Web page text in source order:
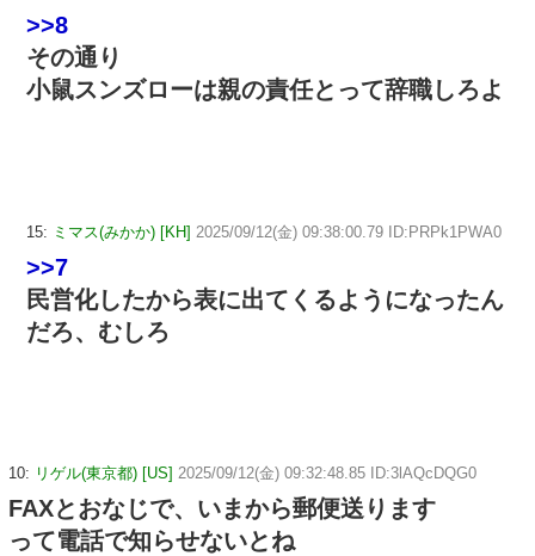
>>8
その通り
小鼠スンズローは親の責任とって辞職しろよ
15: ミマス(みかか) [KH] 2025/09/12(金) 09:38:00.79 ID:PRPk1PWA0
>>7
民営化したから表に出てくるようになったん
だろ、むしろ
10: リゲル(東京都) [US] 2025/09/12(金) 09:32:48.85 ID:3lAQcDQG0
FAXとおなじで、いまから郵便送ります
って電話で知らせないとね